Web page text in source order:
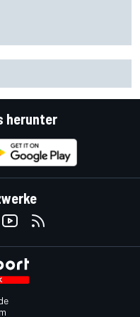
herunter